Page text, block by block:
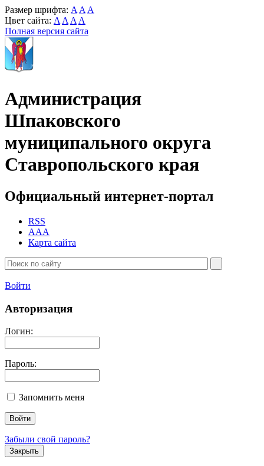
Размер шрифта: A A A
Цвет сайта: A A A A
Полная версия сайта
Администрация
Шпаковского
муниципального округа
Ставропольского края
Официальный интернет-портал
RSS
AAA
Карта сайта
Войти
Авторизация
Логин:
Пароль:
Запомнить меня
Забыли свой пароль?
Закрыть